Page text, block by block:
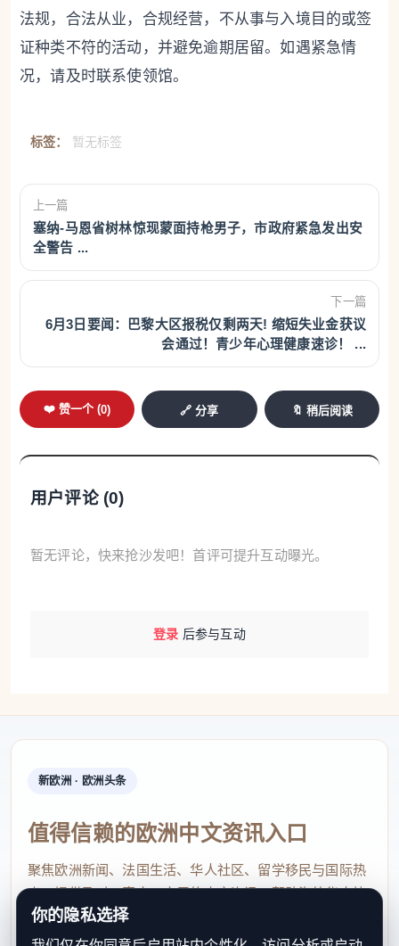
法规，合法从业，合规经营，不从事与入境目的或签
证种类不符的活动，并避免逾期居留。如遇紧急情
况，请及时联系使领馆。
标签： 暂无标签
上一篇
塞纳-马恩省树林惊现蒙面持枪男子，市政府紧急发出安
全警告 ...
下一篇
6月3日要闻：巴黎大区报税仅剩两天! 缩短失业金获议
会通过！青少年心理健康速诊！ ...
❤️ 赞一个 (0) 🔗 分享 🔖 稍后阅读
用户评论 (0)
暂无评论，快来抢沙发吧！首评可提升互动曝光。
登录 后参与互动
新欧洲 · 欧洲头条
值得信赖的欧洲中文资讯入口
聚焦欧洲新闻、法国生活、华人社区、留学移民与国际热
点，提供及时、真实、实用的中文资讯，帮助海外华人快
速了解欧洲动态。
你的隐私选择